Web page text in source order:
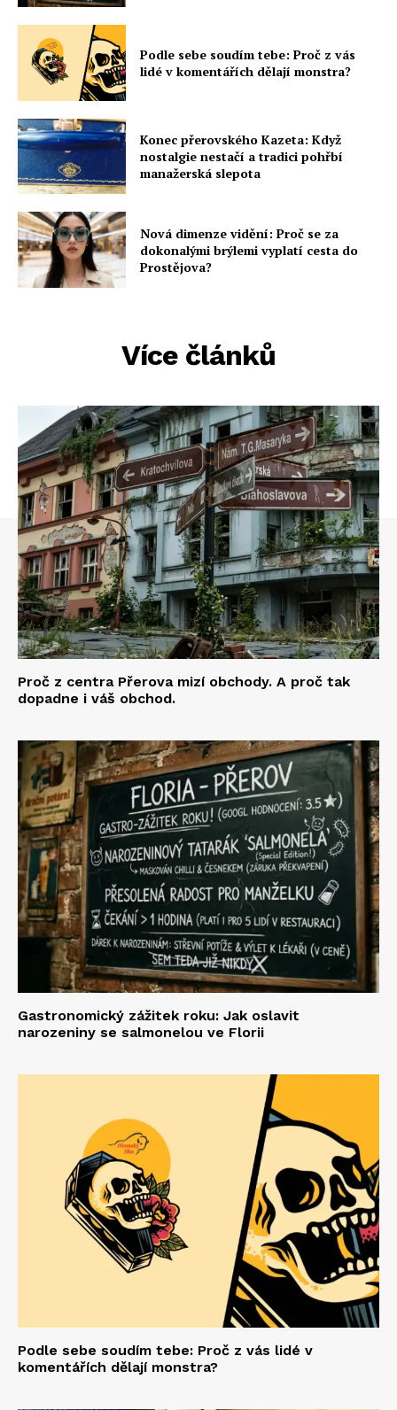
Podle sebe soudím tebe: Proč z vás
lidé v komentářích dělají monstra?
Konec přerovského Kazeta: Když
nostalgie nestačí a tradici pohřbí
manažerská slepota
Nová dimenze vidění: Proč se za
dokonalými brýlemi vyplatí cesta do
Prostějova?
Více článků
Proč z centra Přerova mizí obchody. A proč tak
dopadne i váš obchod.
Gastronomický zážitek roku: Jak oslavit
narozeniny se salmonelou ve Florii
Podle sebe soudím tebe: Proč z vás lidé v
komentářích dělají monstra?